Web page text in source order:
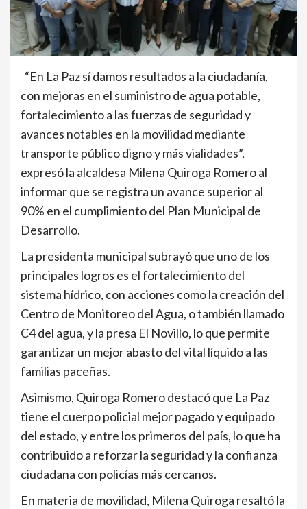
“En La Paz sí damos resultados a la ciudadanía,
con mejoras en el suministro de agua potable,
fortalecimiento a las fuerzas de seguridad y
avances notables en la movilidad mediante
transporte público digno y más vialidades”,
expresó la alcaldesa Milena Quiroga Romero al
informar que se registra un avance superior al
90% en el cumplimiento del Plan Municipal de
Desarrollo.
La presidenta municipal subrayó que uno de los
principales logros es el fortalecimiento del
sistema hídrico, con acciones como la creación del
Centro de Monitoreo del Agua, o también llamado
C4 del agua, y la presa El Novillo, lo que permite
garantizar un mejor abasto del vital líquido a las
familias paceñas.
Asimismo, Quiroga Romero destacó que La Paz
tiene el cuerpo policial mejor pagado y equipado
del estado, y entre los primeros del país, lo que ha
contribuido a reforzar la seguridad y la confianza
ciudadana con policías más cercanos.
En materia de movilidad, Milena Quiroga resaltó la